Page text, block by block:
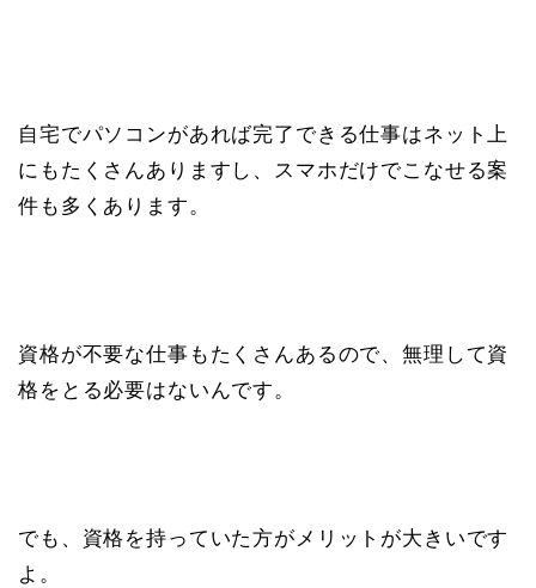
自宅でパソコンがあれば完了できる仕事はネット上
にもたくさんありますし、スマホだけでこなせる案
件も多くあります。
資格が不要な仕事もたくさんあるので、無理して資
格をとる必要はないんです。
でも、資格を持っていた方がメリットが大きいです
よ。